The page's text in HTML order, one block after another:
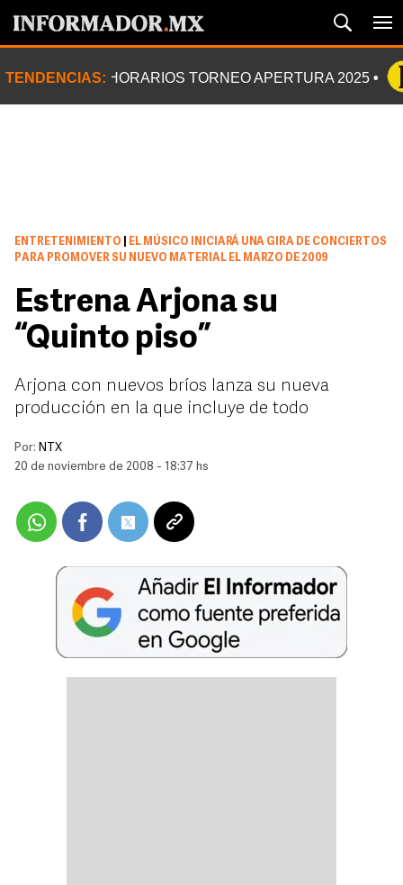
TENDENCIAS: HORARIOS TORNEO APERTURA 2025
ENTRETENIMIENTO
EL MÚSICO INICIARÁ UNA GIRA DE CONCIERTOS
PARA PROMOVER SU NUEVO MATERIAL EL MARZO DE 2009
Estrena Arjona su
“Quinto piso”
Arjona con nuevos bríos lanza su nueva
producción en la que incluye de todo
Por: NTX
20 de noviembre de 2008 - 18:37 hs